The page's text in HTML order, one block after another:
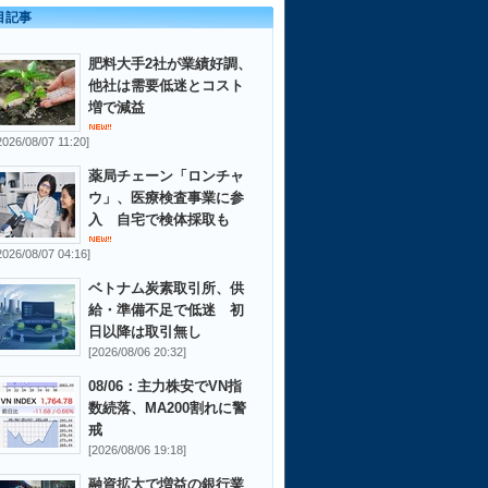
記事
肥料大手2社が業績好調、
他社は需要低迷とコスト
増で減益
08/07 11:20]
薬局チェーン「ロンチャ
ウ」、医療検査事業に参
入 自宅で検体採取も
08/07 04:16]
ベトナム炭素取引所、供
給・準備不足で低迷 初
日以降は取引無し
[2026/08/06 20:32]
08/06：主力株安でVN指
数続落、MA200割れに警
戒
[2026/08/06 19:18]
融資拡大で増益の銀行業